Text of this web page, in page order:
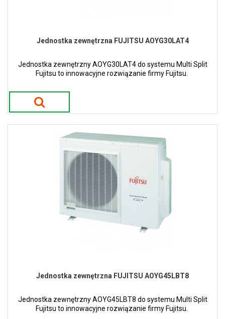
Jednostka zewnętrzna FUJITSU AOYG30LAT4
Jednostka zewnętrzny AOYG30LAT4 do systemu Multi Split
Fujitsu to innowacyjne rozwiązanie firmy Fujitsu.
Jednostka zewnętrzna FUJITSU AOYG45LBT8
Jednostka zewnętrzny AOYG45LBT8 do systemu Multi Split
Fujitsu to innowacyjne rozwiązanie firmy Fujitsu.